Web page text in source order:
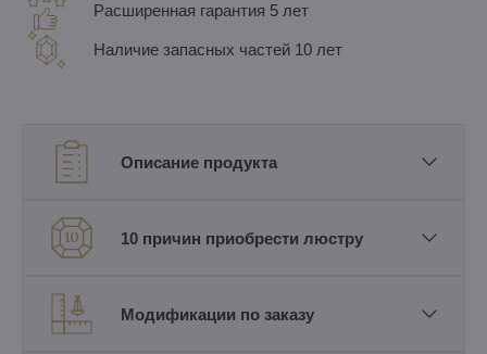
Расширенная гарантия 5 лет
Наличие запасных частей 10 лет
Описание продукта
10 причин приобрести люстру
Модификации по заказу